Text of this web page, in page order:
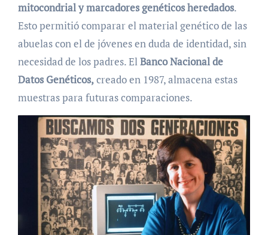
mitocondrial y marcadores genéticos heredados.
Esto permitió comparar el material genético de las
abuelas con el de jóvenes en duda de identidad, sin
necesidad de los padres. ElBanco Nacional de
Datos Genéticos,creado en 1987, almacena estas
muestras para futuras comparaciones.